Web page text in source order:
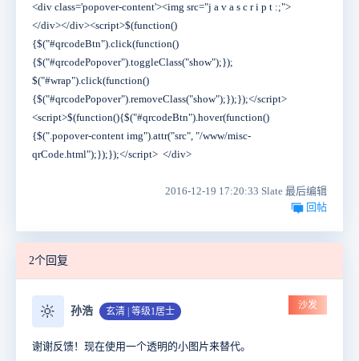
<div class='popover-content'><img src="j a v a s c r i p t :;">
</div></div><script>$(function()
{$("#qrcodeBtn").click(function()
{$("#qrcodePopover").toggleClass("show");});
$("#wrap").click(function()
{$("#qrcodePopover").removeClass("show");});});</script>
<script>$(function(){$("#qrcodeBtn").hover(function()
{$(".popover-content img").attr("src", "/www/misc-
qrCode.html");});});</script> </div>
2016-12-19 17:20:33 Slate 最后编辑
回帖
2个回复
🔆 孙浩 玄清 | 等级1居士
沙发
谢谢反馈！现在使用一个透明的小图片来替代。